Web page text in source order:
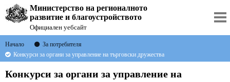
Министерство на регионалното
развитие и благоустройството
Официален уебсайт
Начало
За потребителя
Конкурси за органи за управление на търговски дружества
Конкурси за органи за управление на